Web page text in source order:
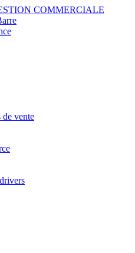
COMMERCIALE
de vente